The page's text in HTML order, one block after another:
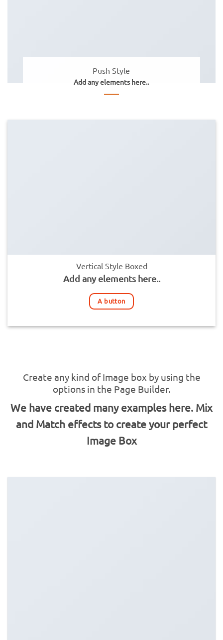
Push Style
Add any elements here..
Vertical Style Boxed
Add any elements here..
A button
Create any kind of Image box by using the
options in the Page Builder.
We have created many examples here. Mix
and Match effects to create your perfect
Image Box